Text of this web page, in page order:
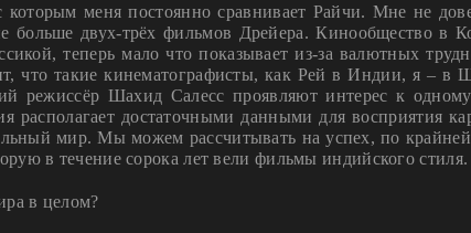
меня постоянно сравнивает Райчи. Мне не
больше двух-трёх фильмов Дрейера. Кинообщество в
теперь мало что показывает из-за валютных
что такие кинематографисты, как Рей в Индии, я –
режиссёр Шахид Салесс проявляют интерес к
располагает достаточными данными для восприятия
мир. Мы можем рассчитывать на успех, по
в течение сорока лет вели фильмы индийского стиля.
в целом?